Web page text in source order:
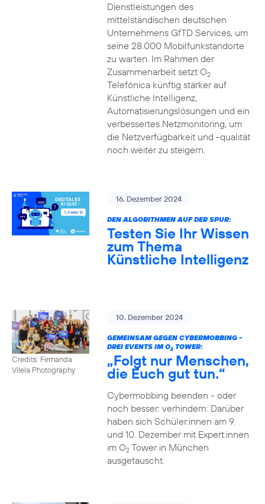
Dienstleistungen des
mittelständischen deutschen
Unternehmens GfTD Services, um
seine 28.000 Mobilfunkstandorte
zu warten. Im Rahmen der
Zusammenarbeit setzt O2
Telefónica künftig stärker auf
Künstliche Intelligenz,
Automatisierungslösungen und ein
verbessertes Netzmonitoring, um
die Netzverfügbarkeit und -qualität
noch weiter zu steigern.
16. Dezember 2024
DEN ALGORITHMEN AUF DER SPUR:
Testen Sie Ihr Wissen
zum Thema
Künstliche Intelligenz
Credits: Fernanda
Vilela Photography
10. Dezember 2024
GEMEINSAM GEGEN CYBERMOBBING -
DREI EVENTS IM O2TOWER:
„Folgt nur Menschen,
die Euch gut tun.“
Cybermobbing beenden - oder
noch besser: verhindern: Darüber
haben sich Schüler:innen am 9.
und 10. Dezember mit Expert:innen
im O2Tower in München
ausgetauscht.